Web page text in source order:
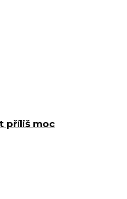
příliš moc